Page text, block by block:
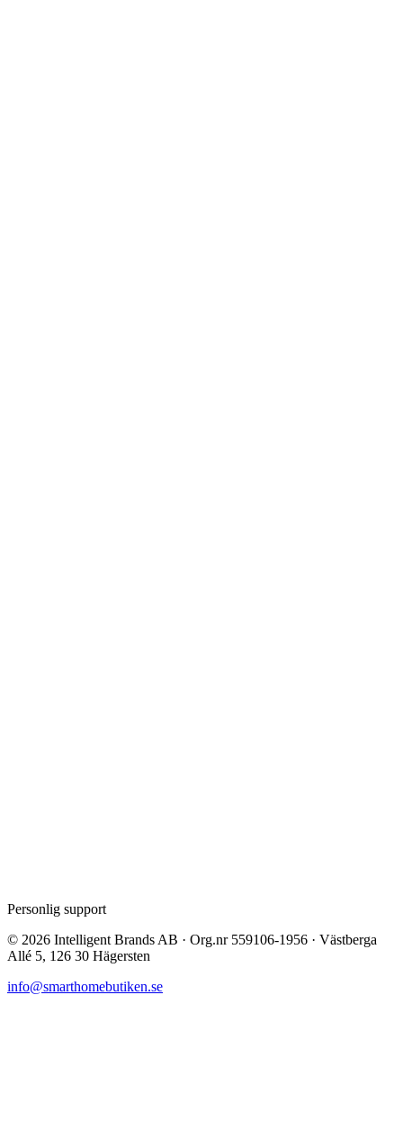
Personlig support
© 2026 Intelligent Brands AB · Org.nr 559106-1956 · Västberga
Allé 5, 126 30 Hägersten
info@smarthomebutiken.se